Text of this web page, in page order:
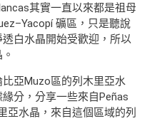
其實一直以來都是祖母
礦區，只是聽說
白水晶開始受歡迎，所以
亞Muzo區的列木里亞水
分，分享一些來自Peñas
亞水晶，來自這個區域的列